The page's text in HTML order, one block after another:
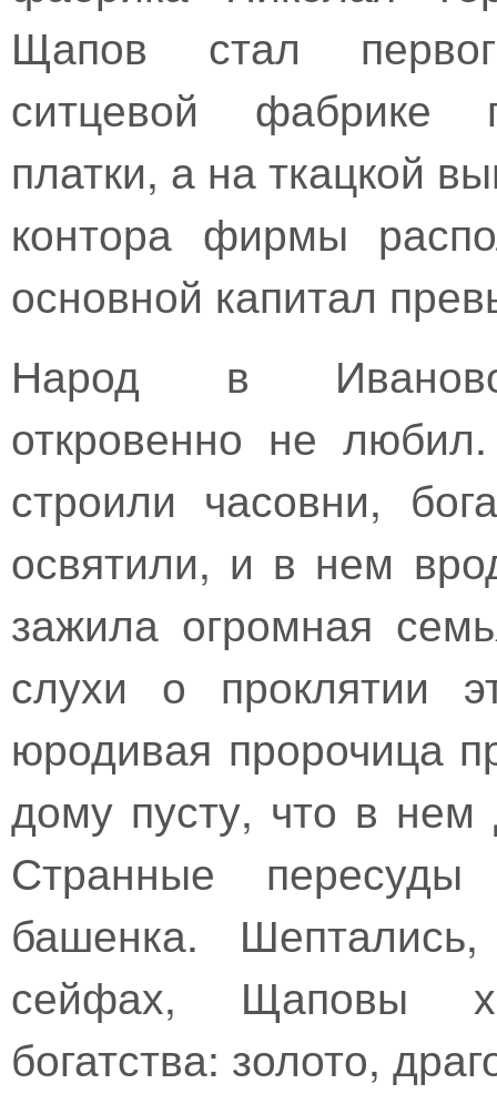
Щапов стал
ситцевой фабрике
платки, а на ткацкой
контора фирмы
основной капитал
Народ в
откровенно не
строили часовни,
освятили, и в нем
зажила огромная
слухи о проклятии
юродивая пророчица
дому пусту, что в нем
Странные
башенка.
сейфах, Щаповы
богатства: золото,